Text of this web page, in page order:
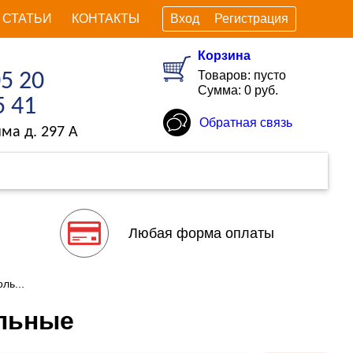
СТАТЬИ КОНТАКТЫ Вход Регистрация
20
41
д. 297 А
Корзина
Товаров: пусто
Сумма: 0 руб.
Обратная связь
Любая форма оплаты